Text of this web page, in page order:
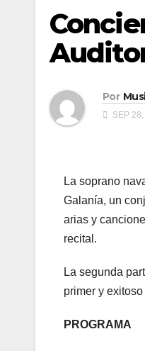
Por
SEP
La soprano
Galanía, un
arias y
recital.
La segunda
primer y
PROGRAMA